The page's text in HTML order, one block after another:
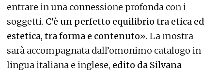
entrare in una connessione profonda con i
soggetti. C’è un perfetto equilibrio tra etica ed
estetica, tra forma e contenuto». La mostra
sarà accompagnata dall’omonimo catalogo in
lingua italiana e inglese, edito da Silvana